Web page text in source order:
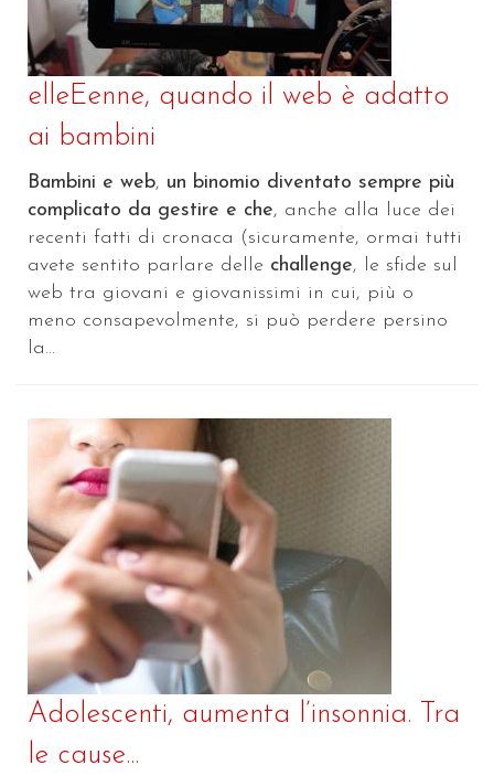
elleEenne, quando il web è adatto
ai bambini
Bambini e web, un binomio diventato sempre più
complicato da gestire e che, anche alla luce dei
recenti fatti di cronaca (sicuramente, ormai tutti
avete sentito parlare delle challenge, le sfide sul
web tra giovani e giovanissimi in cui, più o
meno consapevolmente, si può perdere persino
la...
Adolescenti, aumenta l’insonnia. Tra
le cause...